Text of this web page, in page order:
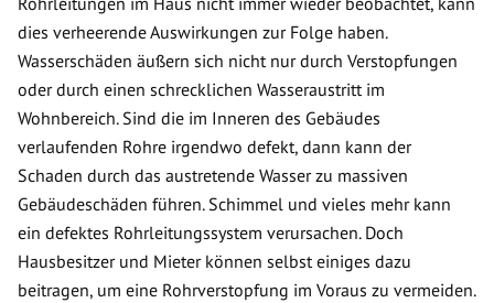
dies verheerende Auswirkungen zur Folge haben.
Wasserschäden äußern sich nicht nur durch Verstopfungen
oder durch einen schrecklichen Wasseraustritt im
Wohnbereich. Sind die im Inneren des Gebäudes
verlaufenden Rohre irgendwo defekt, dann kann der
Schaden durch das austretende Wasser zu massiven
Gebäudeschäden führen. Schimmel und vieles mehr kann
ein defektes Rohrleitungssystem verursachen. Doch
Hausbesitzer und Mieter können selbst einiges dazu
beitragen, um eine Rohrverstopfung im Voraus zu vermeiden.